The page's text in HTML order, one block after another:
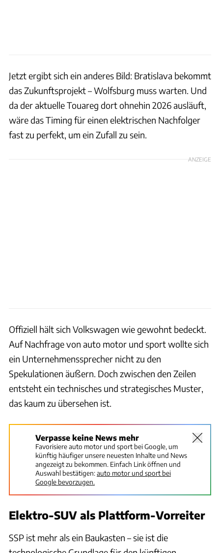
Jetzt ergibt sich ein anderes Bild: Bratislava bekommt
das Zukunftsprojekt – Wolfsburg muss warten. Und
da der aktuelle Touareg dort ohnehin 2026 ausläuft,
wäre das Timing für einen elektrischen Nachfolger
fast zu perfekt, um ein Zufall zu sein.
ANZEIGE
Offiziell hält sich Volkswagen wie gewohnt bedeckt.
Auf Nachfrage von auto motor und sport wollte sich
ein Unternehmenssprecher nicht zu den
Spekulationen äußern. Doch zwischen den Zeilen
entsteht ein technisches und strategisches Muster,
das kaum zu übersehen ist.
Verpasse keine News mehr
Favorisiere auto motor und sport bei Google, um
künftig häufiger unsere neuesten Inhalte und News
angezeigt zu bekommen. Einfach Link öffnen und
Auswahl bestätigen:auto motor und sport bei
Google bevorzugen.
Elektro-SUV als Plattform-Vorreiter
SSP ist mehr als ein Baukasten – sie ist die